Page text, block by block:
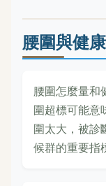
腰圍與健
腰圍怎麼量和
圍超標可能意
圍太大，被診
候群的重要指